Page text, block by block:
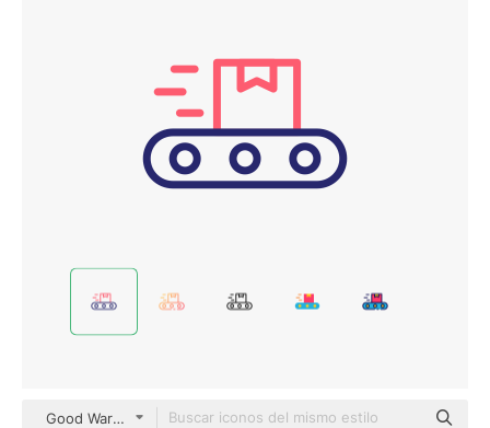
Good Ware Outline Color